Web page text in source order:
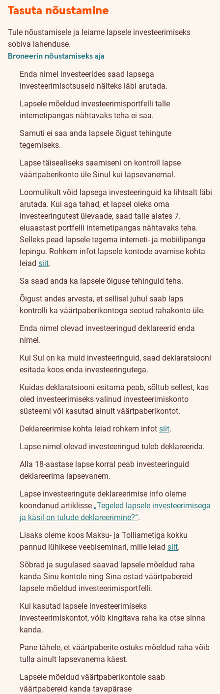
Tasuta nõustamine
Tule nõustamisele ja leiame lapsele investeerimiseks
sobiva lahenduse.
Broneerin nõustamiseks aja
Enda nimel investeerides saad lapsega
investeerimisotsuseid näiteks läbi arutada.
Lapsele mõeldud investeerimisportfelli talle
internetipangas nähtavaks teha ei saa.
Samuti ei saa anda lapsele õigust tehingute
tegemiseks.
Lapse täisealiseks saamiseni on kontroll lapse
väärtpaberikonto üle Sinul kui lapsevanemal.
Loomulikult võid lapsega investeeringuid ka lihtsalt läbi
arutada. Kui aga tahad, et lapsel oleks oma
investeeringutest ülevaade, saad talle alates 7.
eluaastast portfelli internetipangas nähtavaks teha.
Selleks pead lapsele tegema interneti- ja mobiilipanga
lepingu. Rohkem infot lapsele kontode avamise kohta
leiad siit.
Sa saad anda ka lapsele õiguse tehinguid teha.
Õigust andes arvesta, et sellisel juhul saab laps
kontrolli ka väärtpaberikontoga seotud rahakonto üle.
Enda nimel olevad investeeringud deklareerid enda
nimel.
Kui Sul on ka muid investeeringuid, saad deklaratsiooni
esitada koos enda investeeringutega.
Kuidas deklaratsiooni esitama peab, sõltub sellest, kas
oled investeerimiseks valinud investeerimiskonto
süsteemi või kasutad ainult väärtpaberikontot.
Deklareerimise kohta leiad rohkem infot siit.
Lapse nimel olevad investeeringud tuleb deklareerida.
Alla 18-aastase lapse korral peab investeeringuid
deklareerima lapsevanem.
Lapse investeeringute deklareerimise info oleme
koondanud artiklisse „Tegeled lapsele investeerimisega
ja käsil on tulude deklareerimine?“.
Lisaks oleme koos Maksu- ja Tolliametiga kokku
pannud lühikese veebiseminari, mille leiad siit.
Sõbrad ja sugulased saavad lapsele mõeldud raha
kanda Sinu kontole ning Sina ostad väärtpabereid
lapsele mõeldud investeerimisportfelli.
Kui kasutad lapsele investeerimiseks
investeerimiskontot, võib kingitava raha ka otse sinna
kanda.
Pane tähele, et väärtpaberite ostuks mõeldud raha võib
tulla ainult lapsevanema käest.
Lapsele mõeldud väärtpaberikontole saab
väärtpabereid kanda tavapärase